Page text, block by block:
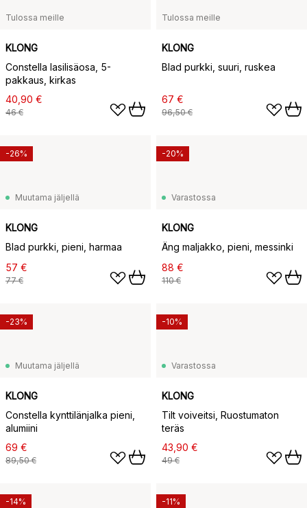
Tulossa meille
KLONG
Constella lasilisäosa, 5-
pakkaus, kirkas
40,90 €
46 €
Tulossa meille
KLONG
Blad purkki, suuri, ruskea
67 €
96,50 €
Muutama jäljellä
KLONG
Blad purkki, pieni, harmaa
57 €
77 €
-26%
Varastossa
KLONG
Äng maljakko, pieni, messinki
88 €
110 €
-20%
Muutama jäljellä
KLONG
Constella kynttilänjalka pieni,
alumiini
69 €
89,50 €
-23%
Varastossa
KLONG
Tilt voiveitsi, Ruostumaton
teräs
43,90 €
49 €
-10%
-14% -11%